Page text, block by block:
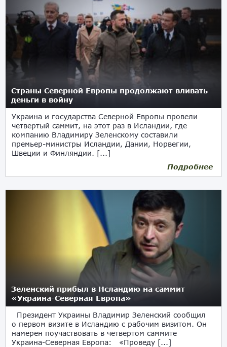
Страны Северной Европы продолжают вливать
деньги в войну
Украина и государства Северной Европы провели
четвертый саммит, на этот раз в Исландии, где
компанию Владимиру Зеленскому составили
премьер-министры Исландии, Дании, Норвегии,
Швеции и Финляндии. [...]
Подробнее
Зеленский прибыл в Исландию на саммит
«Украина-Северная Европа»
Президент Украины Владимир Зеленский сообщил
о первом визите в Исландию с рабочим визитом. Он
намерен поучаствовать в четвертом саммите
Украина-Северная Европа: «Проведу [...]